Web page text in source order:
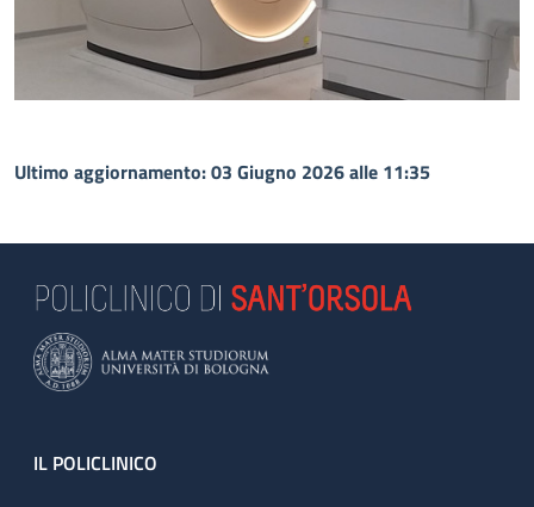
Ultimo aggiornamento: 03 Giugno 2026 alle 11:35
Footer
IL POLICLINICO